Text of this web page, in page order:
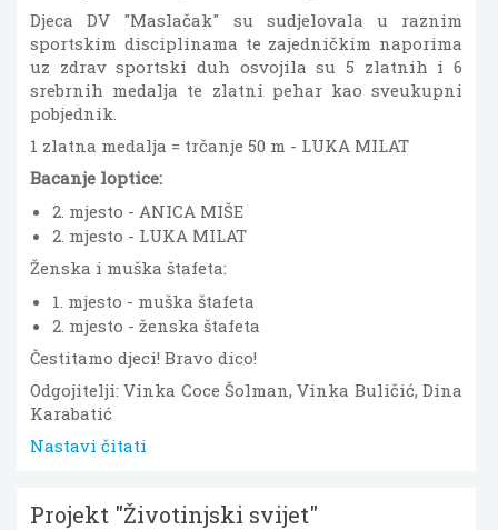
Djeca DV "Maslačak" su sudjelovala u raznim
sportskim disciplinama te zajedničkim naporima
uz zdrav sportski duh osvojila su 5 zlatnih i 6
srebrnih medalja te zlatni pehar kao sveukupni
pobjednik.
1 zlatna medalja = trčanje 50 m - LUKA MILAT
Bacanje loptice:
2. mjesto - ANICA MIŠE
2. mjesto - LUKA MILAT
Ženska i muška štafeta:
1. mjesto - muška štafeta
2. mjesto - ženska štafeta
Čestitamo djeci! Bravo dico!
Odgojitelji: Vinka Coce Šolman, Vinka Buličić, Dina
Karabatić
Nastavi čitati
Projekt "Životinjski svijet"